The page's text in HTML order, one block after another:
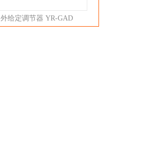
外给定调节器 YR-GAD